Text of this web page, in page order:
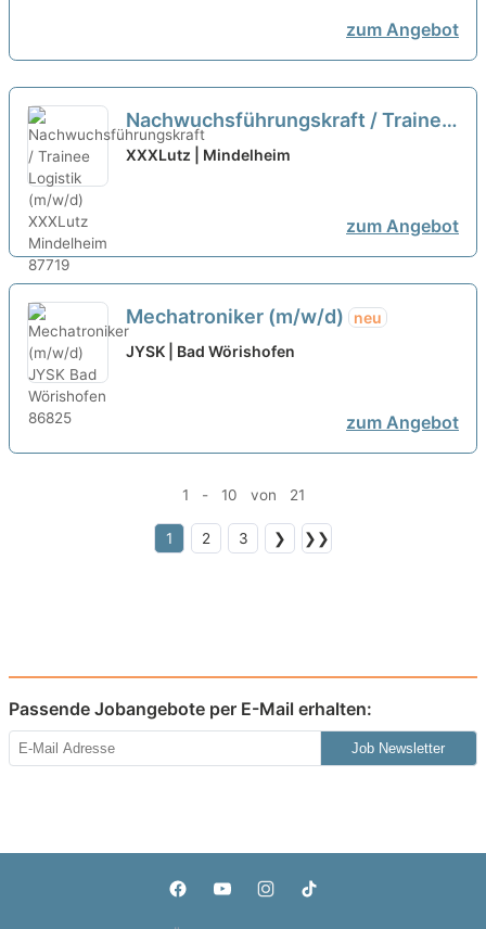
zum Angebot
Nachwuchsführungskraft / Trainee
Logistik (m/w/d)
XXXLutz | Mindelheim
zum Angebot
Mechatroniker (m/w/d)
neu
JYSK | Bad Wörishofen
zum Angebot
1 - 10 von 21
1 2 3 ❯ ❯❯
Passende Jobangebote per E-Mail erhalten:
Job Newsletter